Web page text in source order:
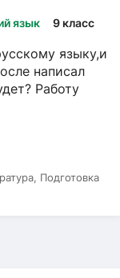
язык 9 класс
языку,и
написал
Работу
Подготовка